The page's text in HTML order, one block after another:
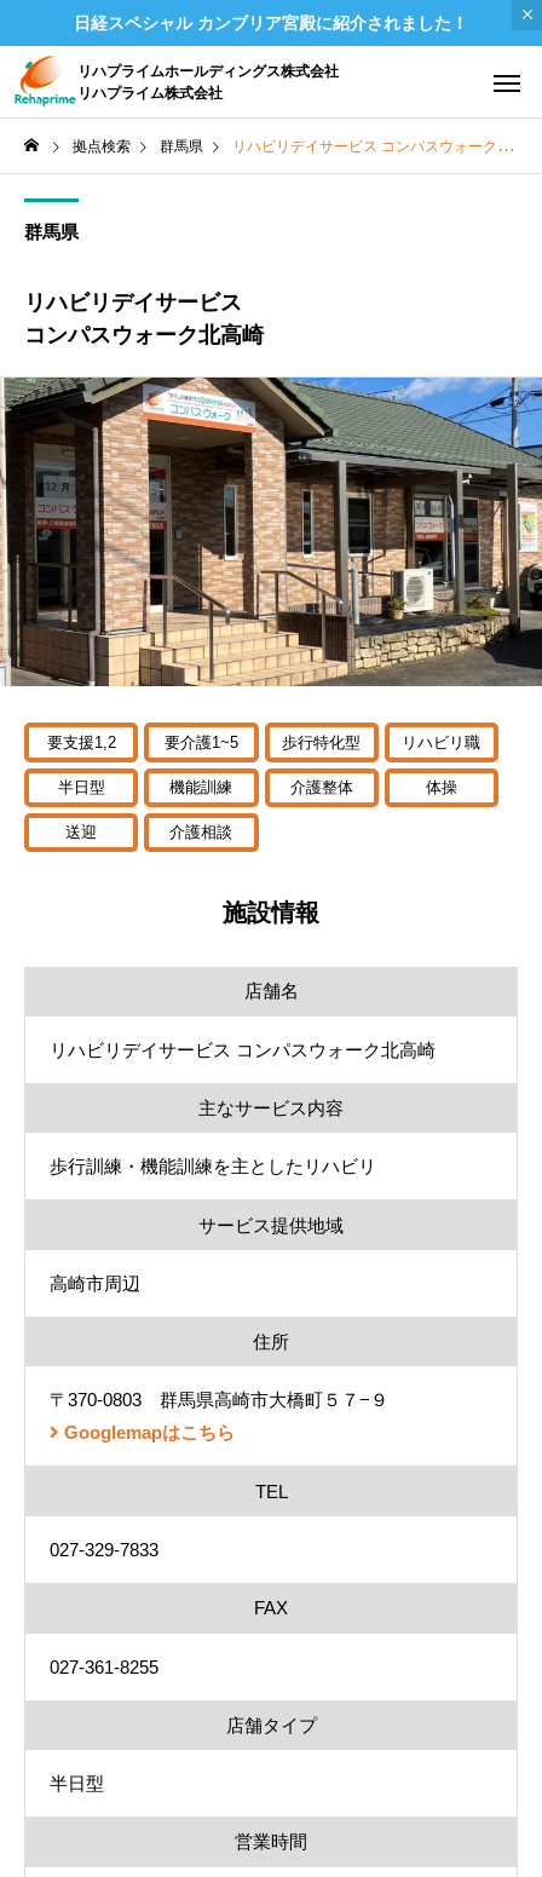
日経スペシャル カンブリア宮殿に紹介されました！
リハプライムホールディングス株式会社
リハプライム株式会社
拠点検索 群馬県 リハビリデイサービス コンパスウォーク北高崎
群馬県
リハビリデイサービス
コンパスウォーク北高崎
要支援1,2 要介護1~5 歩行特化型 リハビリ職
半日型 機能訓練 介護整体 体操
送迎 介護相談
施設情報
店舗名
リハビリデイサービス コンパスウォーク北高崎
主なサービス内容
歩行訓練・機能訓練を主としたリハビリ
サービス提供地域
高崎市周辺
住所
〒370-0803 群馬県高崎市大橋町５７−９
Googlemapはこちら
TEL
027-329-7833
FAX
027-361-8255
店舗タイプ
半日型
営業時間